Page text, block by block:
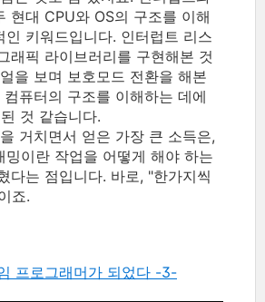
현대 CPU와 OS의 구조를 이해
인 키워드입니다. 인터럽트 리스
래픽 라이브러리를 구현해본 것
을 보며 보호모드 전환을 해본
퓨터의 구조를 이해하는 데에
것 같습니다.
거치면서 얻은 가장 큰 소득은,
밍이란 작업을 어떻게 해야 하는
다는 점입니다. 바로, "한가지씩
죠.
프로그래머가 되었다 -3-